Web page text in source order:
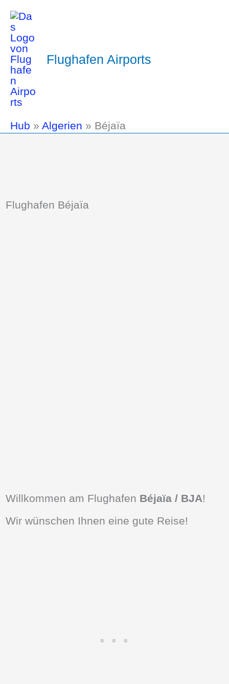
Flughafen Airports
Hub » Algerien » Béjaïa
Flughafen Béjaïa
Willkommen am Flughafen Béjaïa / BJA!
Wir wünschen Ihnen eine gute Reise!